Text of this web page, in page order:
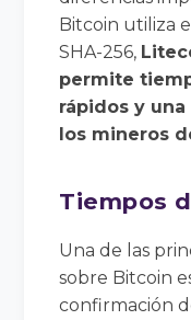
Bitcoin utiliza
SHA-256,
permite
rápidos y
los mineros
Tiempos
Una de las
sobre Bitcoin
confirmación